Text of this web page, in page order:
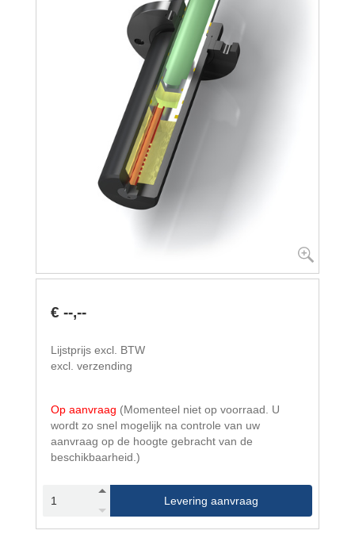
€ --,--
Lijstprijs excl. BTW
excl. verzending
Op aanvraag (Momenteel niet op voorraad. U
wordt zo snel mogelijk na controle van uw
aanvraag op de hoogte gebracht van de
beschikbaarheid.)
Levering aanvraag